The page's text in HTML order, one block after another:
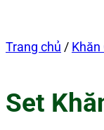
Trang chủ / Khăn
Set